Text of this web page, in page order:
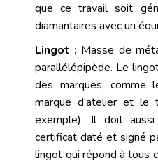
que ce travail soit
diamantaires avec un
Lingot : Masse de
parallélépipède. Le
des marques, comme
marque d’atelier et le
exemple). Il doit aussi
certificat daté et signé
lingot qui répond à tous